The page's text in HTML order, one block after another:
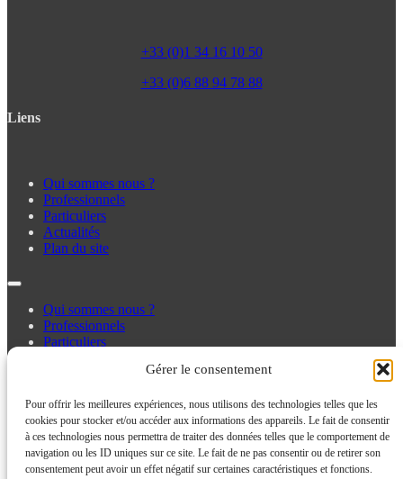
Gérer le consentement
Pour offrir les meilleures expériences, nous utilisons des technologies telles que les
cookies pour stocker et/ou accéder aux informations des appareils. Le fait de consentir
à ces technologies nous permettra de traiter des données telles que le comportement de
navigation ou les ID uniques sur ce site. Le fait de ne pas consentir ou de retirer son
consentement peut avoir un effet négatif sur certaines caractéristiques et fonctions.
+33 (0)1 34 16 10 50
+33 (0)6 88 94 78 88
Liens
Qui sommes nous ?
Professionnels
Particuliers
Actualités
Plan du site
Qui sommes nous ?
Professionnels
Particuliers
Politique de cookies
Mentions légales
Confidentialité